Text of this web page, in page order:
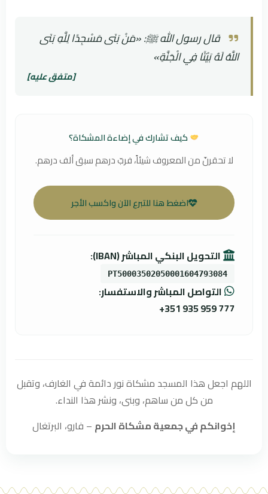
قال رسول الله ﷺ: «مَنْ بَنَى مَسْجِدًا لِلَّهِ بَنَى
اللَّهُ لَهُ بَيْتًا فِي الْجَنَّةِ»
[متفق عليه]
كيف تشارك في إضاءة المشكاة؟
لا تحقرنّ من المعروف شيئاً، فربّ درهم سبق ألف درهم.
اضغط هنا للتبرع الآن واكسب الأجر
التحويل البنكي المباشر (IBAN):
PT50003502050001604793084
التواصل المباشر والاستفسار:
+351 935 959 777
اللهم اجعل هذا المسجد مشكاة نور دائمة في الغارف، وتقبل
من كل من ساهم، وبنى، ونشر هذا النداء.
إخوانكم في جمعية مشكاة الحرم – فارو، البرتغال